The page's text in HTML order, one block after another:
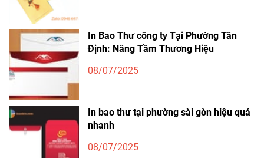
In Bao Thư công ty Tại Phường Tân
Định: Nâng Tầm Thương Hiệu
08/07/2025
In bao thư tại phường sài gòn hiệu quả
nhanh
08/07/2025